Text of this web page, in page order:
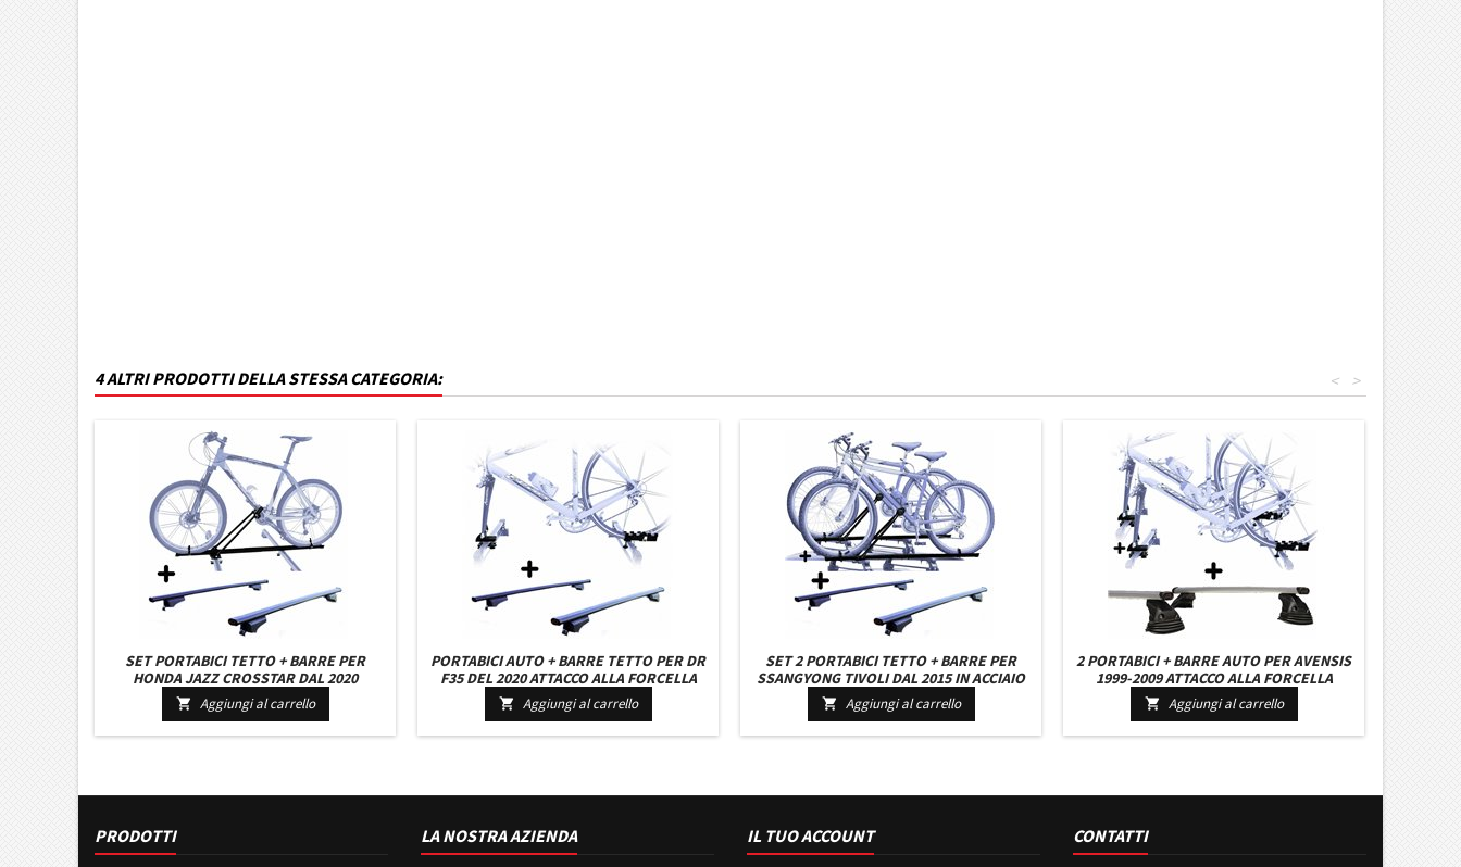
4 ALTRI PRODOTTI DELLA STESSA CATEGORIA: >
<
SET PORTABICI TETTO + BARRE PER
HONDA JAZZ CROSSTAR DAL 2020
LEGGERO CON CHIAVE BARRE 110 CM +
KIT ATTACCHI MONTAGGIO FACILE
 Aggiungi al carrello
PORTABICI AUTO + BARRE TETTO PER DR
F35 DEL 2020 ATTACCO ALLA FORCELLA
UNIVERSALE BARRE 127 CM + KIT
ATTACCHI MONTAGGIO FACILE
 Aggiungi al carrello
SET 2 PORTABICI TETTO + BARRE PER
SSANGYONG TIVOLI DAL 2015 IN ACCIAIO
VERSATILI BARRE 110 CM + KIT ATTACCHI
MONTAGGIO FACILE
 Aggiungi al carrello
2 PORTABICI + BARRE AUTO PER AVENSIS
1999-2009 ATTACCO ALLA FORCELLA
UNIVERSALI BARRE 127 CM C/KIT
ATTACCHI MONTAGGIO FACILE
 Aggiungi al carrello
PRODOTTI LA NOSTRA AZIENDA IL TUO ACCOUNT CONTATTI